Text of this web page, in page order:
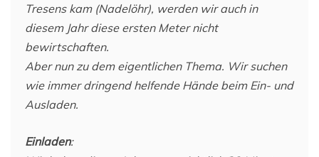
Tresens kam (Nadelöhr), werden wir auch in
diesem Jahr diese ersten Meter nicht
bewirtschaften.
Aber nun zu dem eigentlichen Thema. Wir suchen
wie immer dringend helfende Hände beim Ein- und
Ausladen.
Einladen: